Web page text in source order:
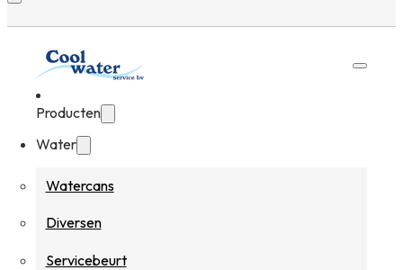
Producten
Water
Watercans
Diversen
Servicebeurt